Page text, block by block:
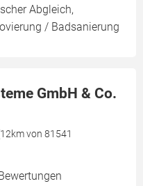
Abgleich,
/ Badsanierung
GmbH & Co.
von 81541